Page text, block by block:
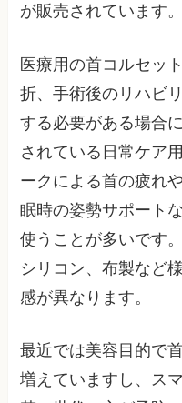
が販売されています。
医療用の首コルセッ
折、手術後のリハビ
する必要がある場合
されている日常ケア
ークによる首の疲れ
眠時の姿勢サポート
使うことが多いです
シリコン、布製など
感が異なります。
最近では美容目的で
増えていますし、ス